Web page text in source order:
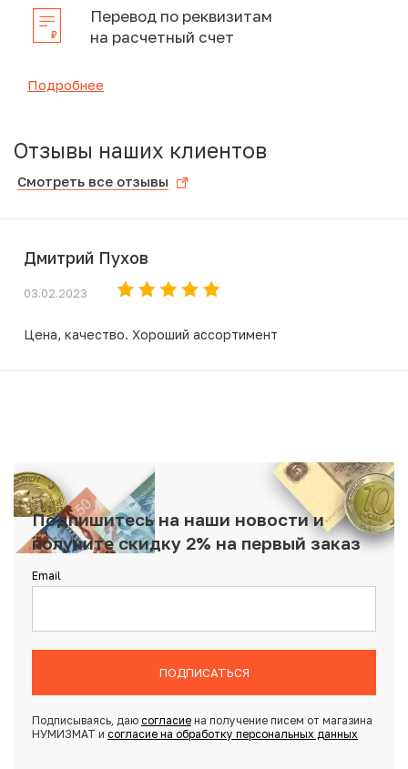
Перевод по реквизитам
на расчетный счет
Подробнее
Отзывы наших клиентов
Смотреть все отзывы
Дмитрий Пухов
03.02.2023
Цена, качество. Хороший ассортимент
Подпишитесь на наши новости и
получите скидку 2% на первый заказ
Email
ПОДПИСАТЬСЯ
Подписываясь, даю согласиена получение писем от магазина
НУМИЗМАТ и согласие на обработку персональных данных